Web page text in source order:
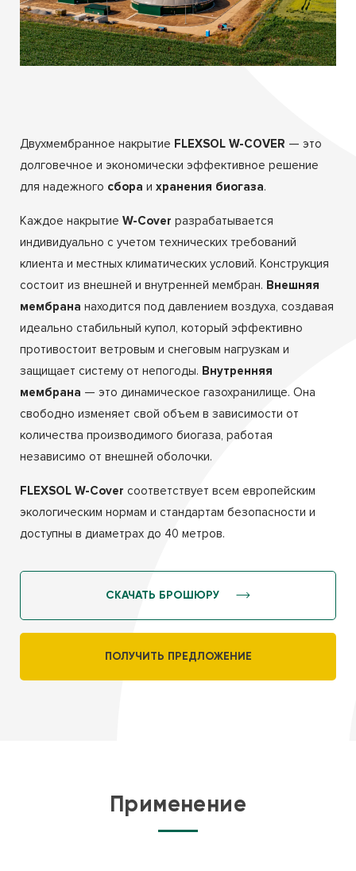
Двухмембранное накрытие FLEXSOL W-COVER — это
долговечное и экономически эффективное решение
для надежного сбора и хранения биогаза.
Каждое накрытие W-Cover разрабатывается
индивидуально с учетом технических требований
клиента и местных климатических условий. Конструкция
состоит из внешней и внутренней мембран. Внешняя
мембрана находится под давлением воздуха, создавая
идеально стабильный купол, который эффективно
противостоит ветровым и снеговым нагрузкам и
защищает систему от непогоды. Внутренняя
мембрана — это динамическое газохранилище. Она
свободно изменяет свой объем в зависимости от
количества производимого биогаза, работая
независимо от внешней оболочки.
FLEXSOL W-Cover соответствует всем европейским
экологическим нормам и стандартам безопасности и
доступны в диаметрах до 40 метров.
СКАЧАТЬ БРОШЮРУ
ПОЛУЧИТЬ ПРЕДЛОЖЕНИЕ
Применение